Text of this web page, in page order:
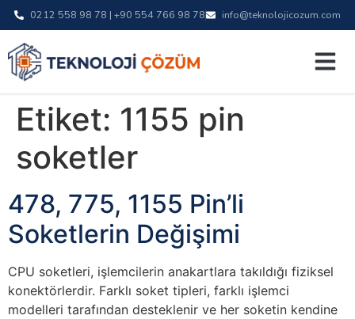
0212 558 98 78 | +90 554 766 98 78 info@teknolojicozum.com
Etiket: 1155 pin
soketler
478, 775, 1155 Pin’li
Soketlerin Değişimi
CPU soketleri, işlemcilerin anakartlara takıldığı fiziksel
konektörlerdir. Farklı soket tipleri, farklı işlemci
modelleri tarafından desteklenir ve her soketin kendine